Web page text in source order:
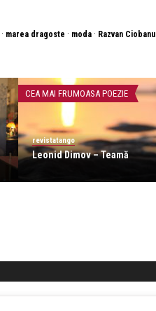
· marea dragoste · moda · Razvan Ciobanu
CEA MAI FRUMOASA POEZIE
revistatango
Leonid Dimov – Teamă